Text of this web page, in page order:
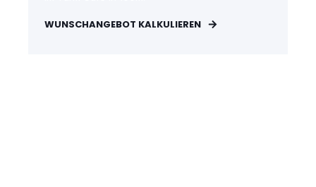
WUNSCHANGEBOT KALKULIEREN